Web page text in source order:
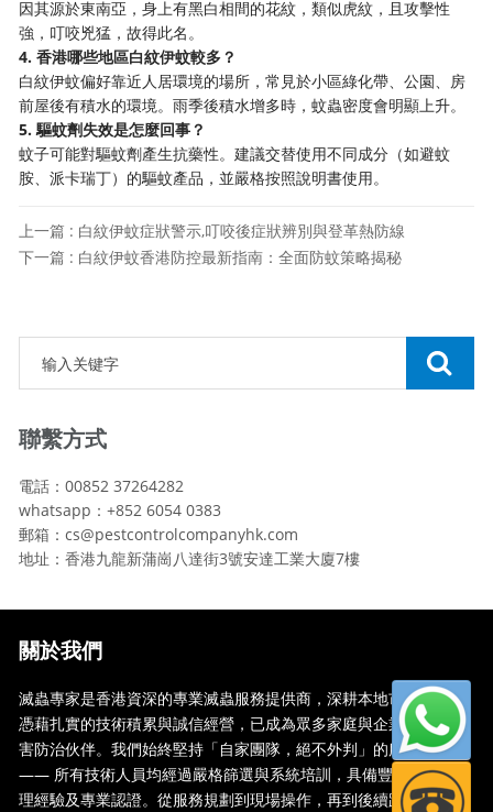
因其源於東南亞，身上有黑白相間的花紋，類似虎紋，且攻擊性
強，叮咬兇猛，故得此名。
4. 香港哪些地區白紋伊蚊較多？
白紋伊蚊偏好靠近人居環境的場所，常見於小區綠化帶、公園、房
前屋後有積水的環境。雨季後積水增多時，蚊蟲密度會明顯上升。
5. 驅蚊劑失效是怎麼回事？
蚊子可能對驅蚊劑產生抗藥性。建議交替使用不同成分（如避蚊
胺、派卡瑞丁）的驅蚊產品，並嚴格按照說明書使用。
上一篇 : 白紋伊蚊症狀警示,叮咬後症狀辨別與登革熱防線
下一篇 : 白紋伊蚊香港防控最新指南：全面防蚊策略揭秘
聯繫方式
電話：00852 37264282
whatsapp：+852 6054 0383
郵箱：cs@pestcontrolcompanyhk.com
地址：香港九龍新蒲崗八達街3號安達工業大廈7樓
關於我們
滅蟲專家是香港資深的專業滅蟲服務提供商，深耕本地市場多年，
憑藉扎實的技術積累與誠信經營，已成為眾多家庭與企業信賴的蟲
害防治伙伴。我們始終堅持「自家團隊，絕不外判」的服務承諾
—— 所有技術人員均經過嚴格篩選與系統培訓，具備豐富的現場處
理經驗及專業認證。從服務規劃到現場操作，再到後續跟蹤，全...